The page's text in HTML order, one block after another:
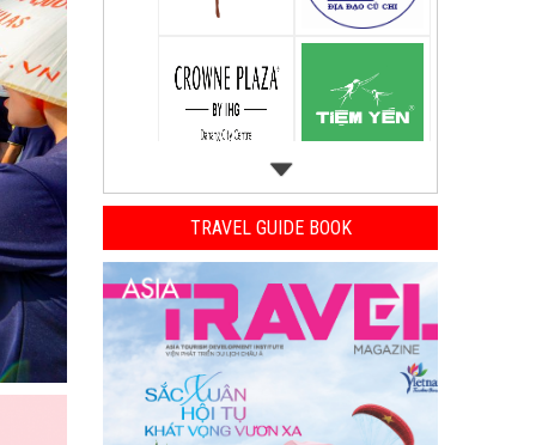
TRAVEL GUIDE BOOK
Previous